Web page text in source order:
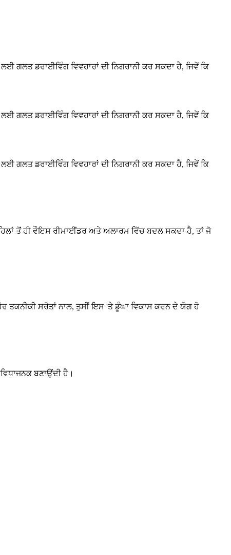
ਡਰਾਈਵਿੰਗ ਵਿਵਹਾਰਾਂ ਦੀ ਨਿਗਰਾਨੀ ਕਰ ਸਕਦਾ ਹੈ, ਜਿਵੇਂ ਕਿ
ਡਰਾਈਵਿੰਗ ਵਿਵਹਾਰਾਂ ਦੀ ਨਿਗਰਾਨੀ ਕਰ ਸਕਦਾ ਹੈ, ਜਿਵੇਂ ਕਿ
ਡਰਾਈਵਿੰਗ ਵਿਵਹਾਰਾਂ ਦੀ ਨਿਗਰਾਨੀ ਕਰ ਸਕਦਾ ਹੈ, ਜਿਵੇਂ ਕਿ
ਤੋਂ ਹੀ ਵੌਇਸ ਰੀਮਾਈਂਡਰ ਅਤੇ ਅਲਾਰਮ ਵਿੱਚ ਬਦਲ ਸਕਦਾ ਹੈ, ਤਾਂ ਜੋ
ਸਰੋਤਾਂ ਨਾਲ, ਤੁਸੀਂ ਇਸ 'ਤੇ ਡੂੰਘਾ ਵਿਕਾਸ ਕਰਨ ਦੇ ਯੋਗ ਹੋ
ਬਣਾਉਂਦੀ ਹੈ।